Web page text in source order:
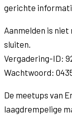
gerichte
Aanmelden is niet
sluiten.
Vergadering-ID:
Wachtwoord:
De meetups van
laagdrempelige